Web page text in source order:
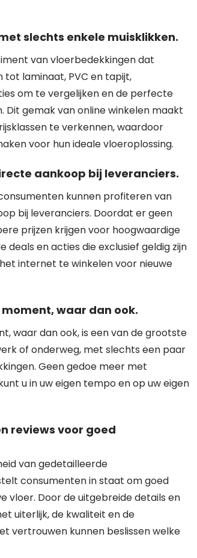
slechts enkele muisklikken.
van vloerbedekkingen dat
tot laminaat, PVC en tapijt,
om te vergelijken en de perfecte
Dit gemak van online winkelen maakt
te verkennen, waardoor
voor hun ideale vloeroplossing.
aankoop bij leveranciers.
kunnen profiteren van
bij leveranciers. Doordat er geen
prijzen krijgen voor hoogwaardige
en acties die exclusief geldig zijn
internet te winkelen voor nieuwe
waar dan ook.
waar dan ook, is een van de grootste
of onderweg, met slechts een paar
Geen gedoe meer met
u in uw eigen tempo en op uw eigen
reviews voor goed
van gedetailleerde
consumenten in staat om goed
vloer. Door de uitgebreide details en
uiterlijk, de kwaliteit en de
vertrouwen kunnen beslissen welke